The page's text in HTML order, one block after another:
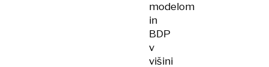
modelom
in
BDP
v
višini